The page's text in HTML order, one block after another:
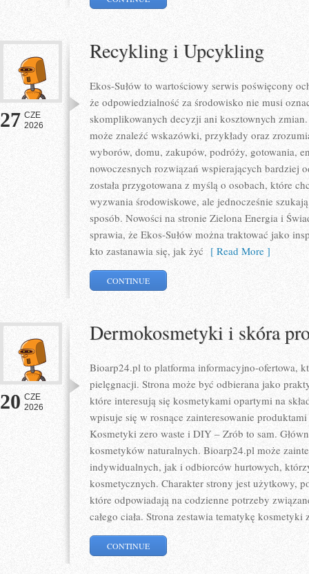
27 CZE
2026
Recykling i Upcykling
Ekos-Sułów to wartościowy serwis poświęcony
że odpowiedzialność za środowisko nie musi
skomplikowanych decyzji ani kosztownych
może znaleźć wskazówki, przykłady oraz
wyborów, domu, zakupów, podróży, gotowania,
nowoczesnych rozwiązań wspierających bardziej
została przygotowana z myślą o osobach, które
wyzwania środowiskowe, ale jednocześnie
sposób. Nowości na stronie Zielona Energia i
sprawia, że Ekos-Sułów można traktować jako
kto zastanawia się, jak żyć [ Read More ]
CONTINUE
20 CZE
2026
Dermokosmetyki i skóra
Bioarp24.pl to platforma informacyjno-ofertowa,
pielęgnacji. Strona może być odbierana jako
które interesują się kosmetykami opartymi na
wpisuje się w rosnące zainteresowanie
Kosmetyki zero waste i DIY – Zrób to sam.
kosmetyków naturalnych. Bioarp24.pl może
indywidualnych, jak i odbiorców hurtowych,
kosmetycznych. Charakter strony jest użytkowy,
które odpowiadają na codzienne potrzeby
całego ciała. Strona zestawia tematykę kosmetyki
CONTINUE